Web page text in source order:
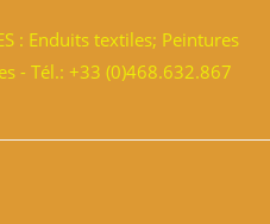
: Enduits textiles; Peintures
- Tél.: +33 (0)468.632.867